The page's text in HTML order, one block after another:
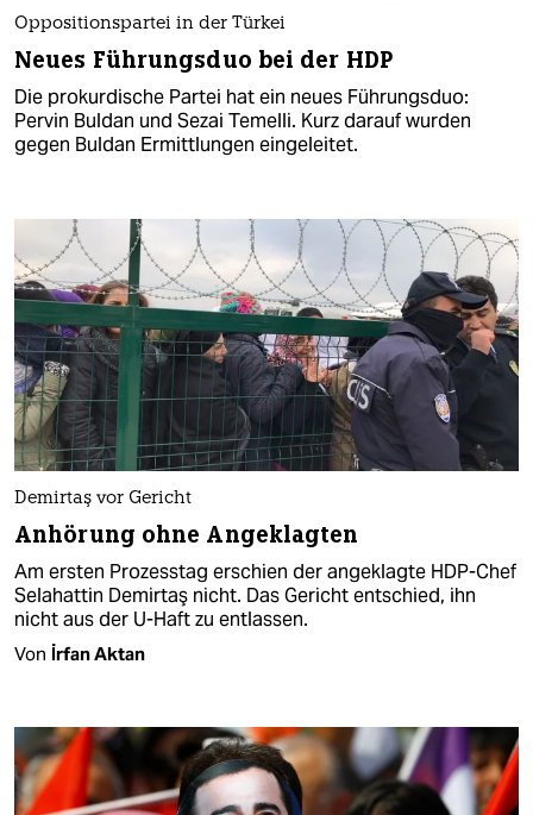
Oppositionspartei in der Türkei
Neues Führungsduo bei der HDP
Die prokurdische Partei hat ein neues Führungsduo:
Pervin Buldan und Sezai Temelli. Kurz darauf wurden
gegen Buldan Ermittlungen eingeleitet.
Demirtaş vor Gericht
Anhörung ohne Angeklagten
Am ersten Prozesstag erschien der angeklagte HDP-Chef
Selahattin Demirtaş nicht. Das Gericht entschied, ihn
nicht aus der U-Haft zu entlassen.
Von İrfan Aktan